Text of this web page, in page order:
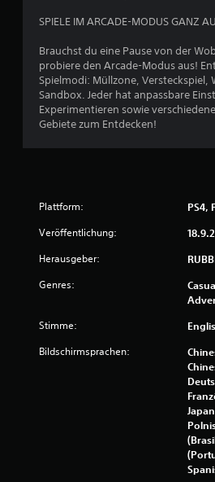
SPIELE IM ARCADE-MODUS GANZ
Brauchst du eine Pause von der
probiere den Arcade-Modus aus!
Spielmodi: Müllzone, Versteckspiel,
Sandbox. Jeder hat anpassbare
Experimentieren sowie
Gebiete zum Entdecken!
Plattform: PS4,
Veröffentlichung:
Herausgeber:
Genres:
Stimme:
Bildschirmsprachen: